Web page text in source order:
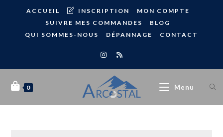
ACCUEIL INSCRIPTION
MON COMPTE
SUIVRE MES COMMANDES
BLOG
QUI SOMMES-NOUS
DÉPANNAGE CONTACT
0 Menu